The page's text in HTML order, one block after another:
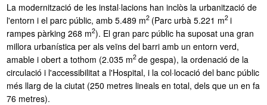
La modernització de les instal·lacions han inclòs la urbanització de
l'entorn i el parc públic, amb 5.489 m2 (Parc urbà 5.221 m2 i
rampes pàrking 268 m2). El gran parc públic ha suposat una gran
millora urbanística per als veïns del barri amb un entorn verd,
amable i obert a tothom (2.035 m2 de gespa), la ordenació de la
circulació i l'accessibilitat a l'Hospital, i la col·locació del banc públic
més llarg de la ciutat (250 metres lineals en total, dels que un en fa
76 metres).